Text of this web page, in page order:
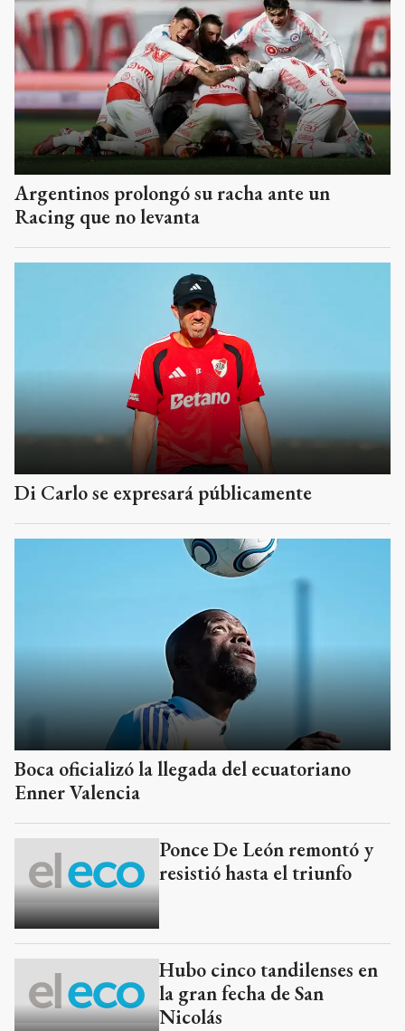
Argentinos prolongó su racha ante un
Racing que no levanta
Di Carlo se expresará públicamente
Boca oficializó la llegada del ecuatoriano
Enner Valencia
Ponce De León remontó y
resistió hasta el triunfo
Hubo cinco tandilenses en
la gran fecha de San
Nicolás